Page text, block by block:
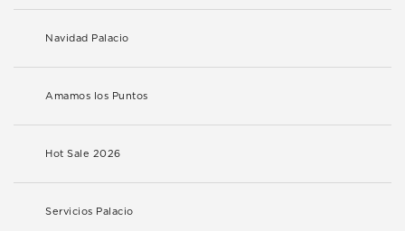
Navidad Palacio
Amamos los Puntos
Hot Sale 2026
Servicios Palacio